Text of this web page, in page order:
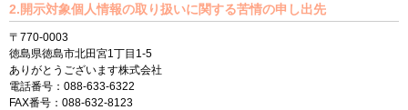
2.開示対象個人情報の取り扱いに関する苦情の申し出先
〒770-0003
徳島県徳島市北田宮1丁目1-5
ありがとうございます株式会社
電話番号：088-633-6322
FAX番号：088-632-8123